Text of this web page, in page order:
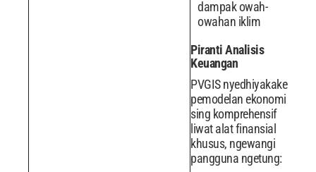
dampak owah-
owahan iklim
Piranti Analisis
Keuangan
PVGIS nyedhiyakake
pemodelan ekonomi
sing komprehensif
liwat alat finansial
khusus, ngewangi
pangguna ngetung: